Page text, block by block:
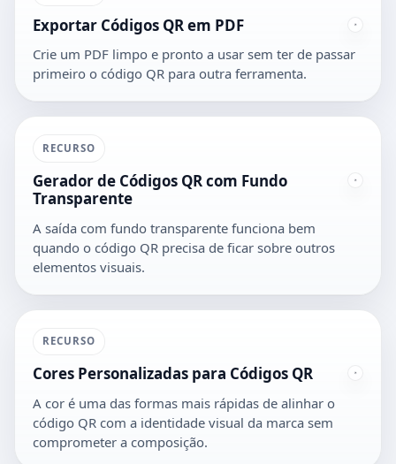
Exportar Códigos QR em PDF
Crie um PDF limpo e pronto a usar sem ter de passar
primeiro o código QR para outra ferramenta.
RECURSO
Gerador de Códigos QR com Fundo
Transparente
A saída com fundo transparente funciona bem
quando o código QR precisa de ficar sobre outros
elementos visuais.
RECURSO
Cores Personalizadas para Códigos QR
A cor é uma das formas mais rápidas de alinhar o
código QR com a identidade visual da marca sem
comprometer a composição.